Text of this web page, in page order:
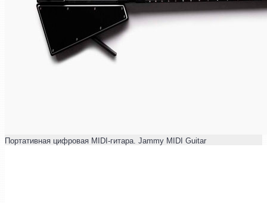
Портативная цифровая MIDI-гитара. Jammy MIDI Guitar